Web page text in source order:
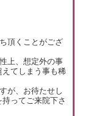
頂くことがござ
上、想定外の事
てしまう事も稀
が、お待たせし
ってご来院下さ